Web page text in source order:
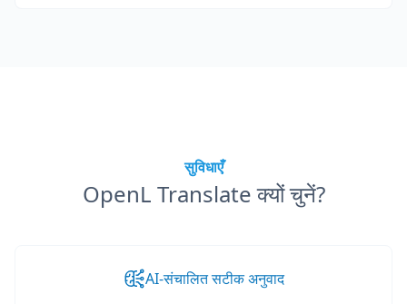
सुविधाएँ
OpenL Translate क्यों चुनें?
AI-संचालित सटीक अनुवाद